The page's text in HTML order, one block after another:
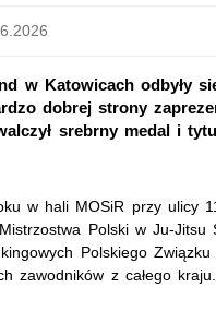
w Katowicach odbyły
dobrej strony
srebrny medal i
w hali MOSiR przy ulicy
Polski w Ju-Jitsu
Polskiego
zawodników z całego kraju.